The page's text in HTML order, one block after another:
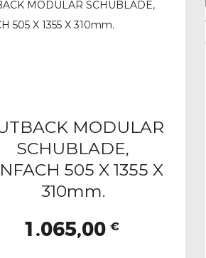
MODULAR
SCHUBLADE,
505 X 1355 X
310mm.
1.065,00€